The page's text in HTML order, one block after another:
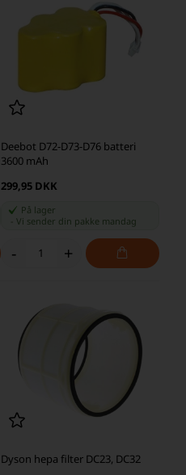
Deebot D72-D73-D76 batteri
3600 mAh
299,95 DKK
På lager
Vi sender din pakke mandag
- +
Dyson hepa filter DC23, DC32